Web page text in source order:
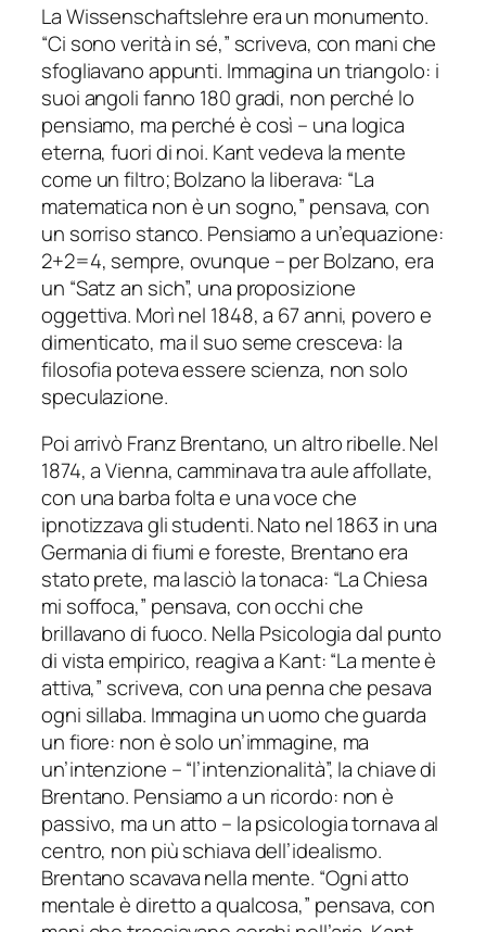
La Wissenschaftslehre era un monumento.
“Ci sono verità in sé,” scriveva, con mani che
sfogliavano appunti. Immagina un triangolo: i
suoi angoli fanno 180 gradi, non perché lo
pensiamo, ma perché è così – una logica
eterna, fuori di noi. Kant vedeva la mente
come un filtro; Bolzano la liberava: “La
matematica non è un sogno,” pensava, con
un sorriso stanco. Pensiamo a un’equazione:
2+2=4, sempre, ovunque – per Bolzano, era
un “Satz an sich”, una proposizione
oggettiva. Morì nel 1848, a 67 anni, povero e
dimenticato, ma il suo seme cresceva: la
filosofia poteva essere scienza, non solo
speculazione.
Poi arrivò Franz Brentano, un altro ribelle. Nel
1874, a Vienna, camminava tra aule affollate,
con una barba folta e una voce che
ipnotizzava gli studenti. Nato nel 1863 in una
Germania di fiumi e foreste, Brentano era
stato prete, ma lasciò la tonaca: “La Chiesa
mi soffoca,” pensava, con occhi che
brillavano di fuoco. Nella Psicologia dal punto
di vista empirico, reagiva a Kant: “La mente è
attiva,” scriveva, con una penna che pesava
ogni sillaba. Immagina un uomo che guarda
un fiore: non è solo un’immagine, ma
un’intenzione – “l’intenzionalità”, la chiave di
Brentano. Pensiamo a un ricordo: non è
passivo, ma un atto – la psicologia tornava al
centro, non più schiava dell’idealismo.
Brentano scavava nella mente. “Ogni atto
mentale è diretto a qualcosa,” pensava, con